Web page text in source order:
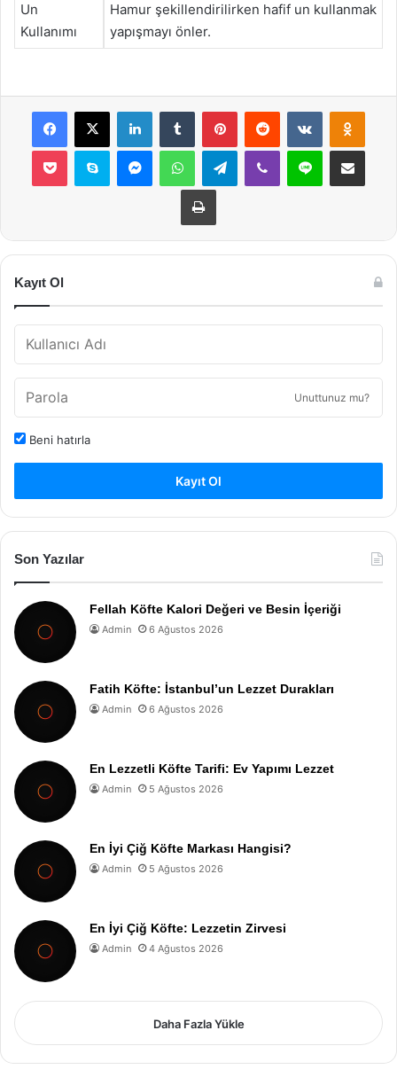
Un
Kullanımı
Hamur şekillendirilirken hafif un kullanmak
yapışmayı önler.
Facebook
X LinkedInTumblr PinterestReddit VKontakte
Pocket Skype MessengerWhatsAppTelegramViber Line E-Posta ile
Yazdır
Kayıt Ol
Unuttunuz mu?
Beni hatırla
Kayıt Ol
Son Yazılar
Fellah Köfte Kalori Değeri ve Besin İçeriği
Admin 6 Ağustos 2026
Fatih Köfte: İstanbul’un Lezzet Durakları
Admin 6 Ağustos 2026
En Lezzetli Köfte Tarifi: Ev Yapımı Lezzet
Admin 5 Ağustos 2026
En İyi Çiğ Köfte Markası Hangisi?
Admin 5 Ağustos 2026
En İyi Çiğ Köfte: Lezzetin Zirvesi
Admin 4 Ağustos 2026
Daha Fazla Yükle